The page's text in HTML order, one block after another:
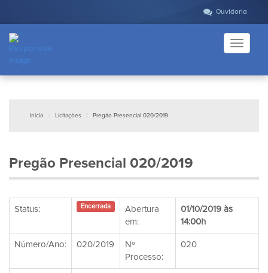
Ouvidoria
Toggle
Inicio Licitações Pregão Presencial 020/2019
Pregão Presencial 020/2019
Status: Encerrada
Abertura
em:
01/10/2019 às
14:00h
Número/Ano: 020/2019
Nº
Processo:
020